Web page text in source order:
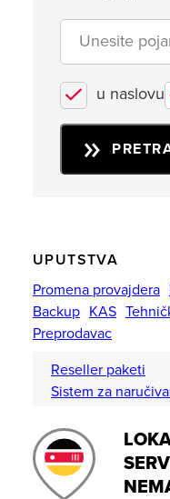
u naslovu
UPUTSTVA
Promena provajdera
Backup KAS
Preprodavac
Reseller paketi
Sistem za